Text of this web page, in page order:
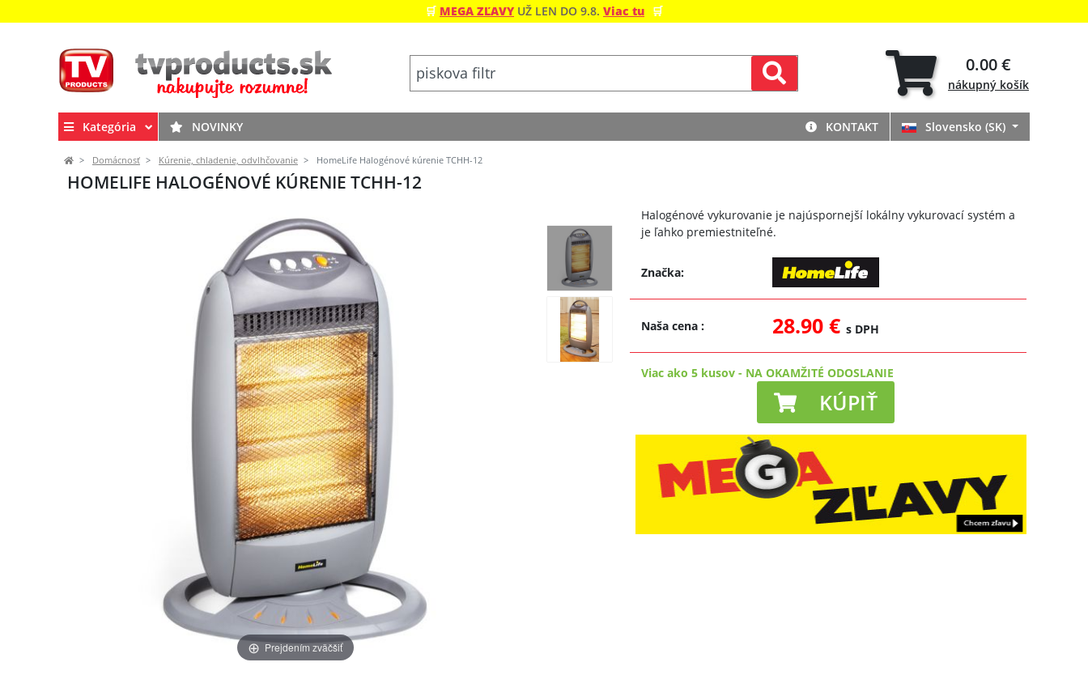
🛒 MEGA ZĽAVY UŽ LEN DO 9.8. Viac tu 🛒
0.00 €
nákupný košík
Kategória NOVINKY KONTAKT Slovensko (SK)
Domácnosť Kúrenie, chladenie, odvlhčovanie HomeLife Halogénové kúrenie TCHH-12
HOMELIFE HALOGÉNOVÉ KÚRENIE TCHH-12
Prejdením zväčšiť
Halogénové vykurovanie je najúspornejší lokálny vykurovací systém a
je ľahko premiestniteľné.
Značka:
Naša cena: 28.90 €s DPH
Viac ako 5 kusov - NA OKAMŽITÉ ODOSLANIE
KÚPIŤ